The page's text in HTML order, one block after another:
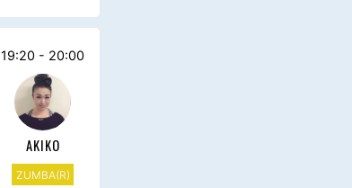
19:20 - 20:00
AKIKO
ZUMBA(R)